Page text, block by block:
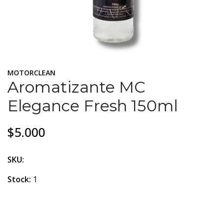
MOTORCLEAN
Aromatizante MC
Elegance Fresh 150ml
$5.000
SKU:
Stock: 1